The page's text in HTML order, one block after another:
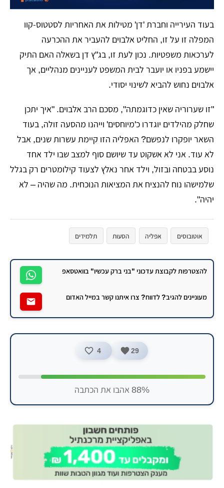
​בעוד העירייה וחברת 'דן' מטילות את האחריות לסטטוס-קוו
המפלה זו על זו, החליט אלבוים להעביר את ההכרעה
לערכאות משפטיות. נכון לעת זו, בג"ץ דן בשאלה האם התיק
יישמע בפניו או יועבר לבית המשפט לעניינים מנהליים, אך
אלבוים נחוש להביא לשינוי יסודי.
​"זו שערוריה שאין כדוגמתה", מסכם הרב אלבוים. "איך יתכן
שחלק מהילדים יוגדרו כ'מיוחסים' וייהנו מהסעה זולה, בעוד
השאר יופקרו לנפשם? האפליה הזו קיימת עשרות שנים, אבל
לא עוד. אני לא אשקוט עד שיושם סוף למצב שבו ילד אחד
נוסע בבטחה ובזול, וילד אחר נאלץ לצעוד קילומטרים רק בגלל
שלמישהו נוח להנציח את המציאות הנוכחית. מה שהיה – לא
יהיה".
אוטובוסים אפליה הסעות תלמידים
להצטרפות לקבוצת עדכוני "בני ברק עכשיו" בוואטסאפ
מעוניינים להגיב? לדווח? צרו איתנו קשר במייל האדום
29
4
88% אהבו את הכתבה